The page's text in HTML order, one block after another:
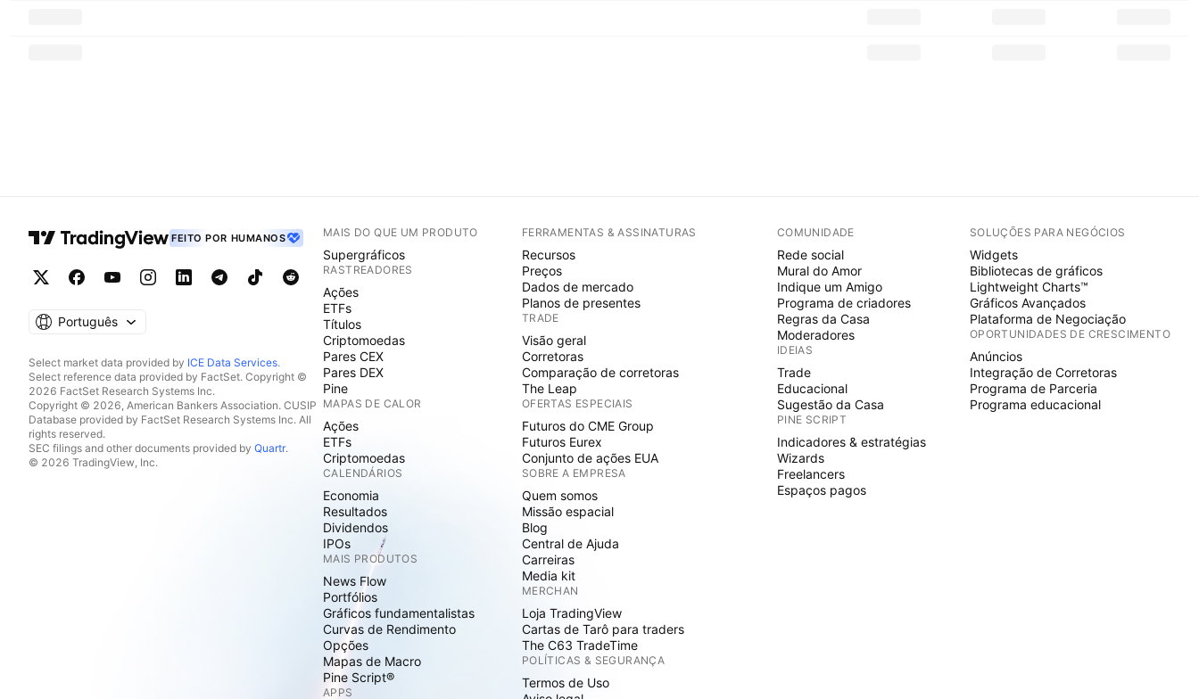
FEITO POR HUMANOS
Português
Select market data provided by ICE Data Services.
Select reference data provided by FactSet. Copyright ©
2026 FactSet Research Systems Inc.
Copyright © 2026, American Bankers Association. CUSIP
Database provided by FactSet Research Systems Inc. All
rights reserved.
SEC filings and other documents provided by Quartr.
© 2026 TradingView, Inc.
MAIS DO QUE UM PRODUTO
Supergráficos
RASTREADORES
Ações
ETFs
Títulos
Criptomoedas
Pares CEX
Pares DEX
Pine
MAPAS DE CALOR
Ações
ETFs
Criptomoedas
CALENDÁRIOS
Economia
Resultados
Dividendos
IPOs
MAIS PRODUTOS
News Flow
Portfólios
Gráficos fundamentalistas
Curvas de Rendimento
Opções
Mapas de Macro
Pine Script®
APPS
FERRAMENTAS & ASSINATURAS
Recursos
Preços
Dados de mercado
Planos de presentes
TRADE
Visão geral
Corretoras
Comparação de corretoras
The Leap
OFERTAS ESPECIAIS
Futuros do CME Group
Futuros Eurex
Conjunto de ações EUA
SOBRE A EMPRESA
Quem somos
Missão espacial
Blog
Central de Ajuda
Carreiras
Media kit
MERCHAN
Loja TradingView
Cartas de Tarô para traders
The C63 TradeTime
POLÍTICAS & SEGURANÇA
Termos de Uso
COMUNIDADE
Rede social
Mural do Amor
Indique um Amigo
Programa de criadores
Regras da Casa
Moderadores
IDEIAS
Trade
Educacional
Sugestão da Casa
PINE SCRIPT
Indicadores & estratégias
Wizards
Freelancers
Espaços pagos
SOLUÇÕES PARA NEGÓCIOS
Widgets
Bibliotecas de gráficos
Lightweight Charts™
Gráficos Avançados
Plataforma de Negociação
OPORTUNIDADES DE CRESCIMENTO
Anúncios
Integração de Corretoras
Programa de Parceria
Programa educacional